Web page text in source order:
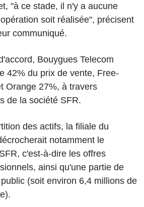
"à ce stade, il n'y a aucune
soit réalisée", précisent
communiqué.
Bouygues Telecom
42% du prix de vente, Free-
Orange 27%, à travers
de la société SFR.
des actifs, la filiale du
notamment le
c'est-à-dire les offres
ainsi qu'une partie de
(soit environ 6,4 millions de